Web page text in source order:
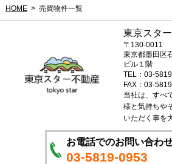
HOME 売買物件一覧
東京スタ
〒130-0011
東京都墨田区
ビル１階
TEL：03-
FAX：03-
当社は、すべ
様と気持ちや
いただく事を
お電話でのお問い合わ
03-5819-0953